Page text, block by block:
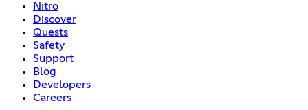
Nitro
Discover
Quests
Safety
Support
Blog
Developers
Careers